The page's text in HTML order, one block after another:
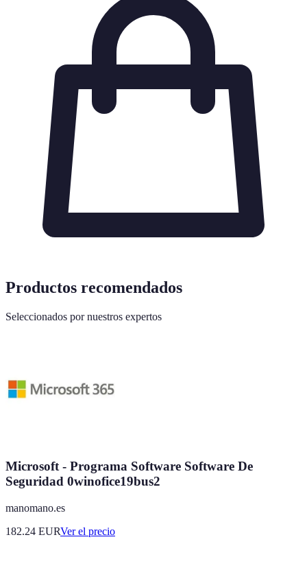
Productos recomendados
Seleccionados por nuestros expertos
Microsoft - Programa Software Software De
Seguridad 0winofice19bus2
manomano.es
182.24 EURVer el precio